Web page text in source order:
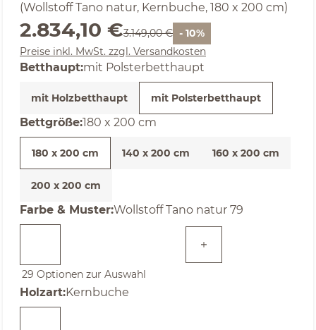
(Wollstoff Tano natur, Kernbuche, 180 x 200 cm)
Verkaufspreis:
2.834,10 €Regulärer Preis:
3.149,00 € - 10%
Preise inkl. MwSt. zzgl. Versandkosten
Betthaupt:mit Polsterbetthaupt
mit Holzbetthaupt mit Polsterbetthaupt
Bettgrößeauswählen
:180 x 200 cm
180 x 200 cm 140 x 200 cm 160 x 200 cm
200 x 200 cm
Farbe & Musterauswählen
:Wollstoff Tano natur 79
29 Optionen zur Auswahl
Holzartauswählen
:Kernbuche